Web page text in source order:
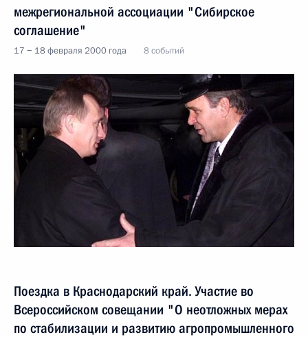
межрегиональной ассоциации "Сибирское
соглашение"
17 − 18 февраля 2000 года 8 событий
Поездка в Краснодарский край. Участие во
Всероссийском совещании "О неотложных мерах
по стабилизации и развитию агропромышленного